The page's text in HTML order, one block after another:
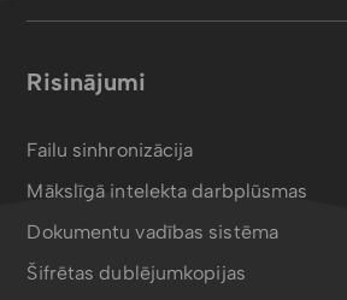
Risinājumi
Failu sinhronizācija
Mākslīgā intelekta darbplūsmas
Dokumentu vadības sistēma
Šifrētas dublējumkopijas